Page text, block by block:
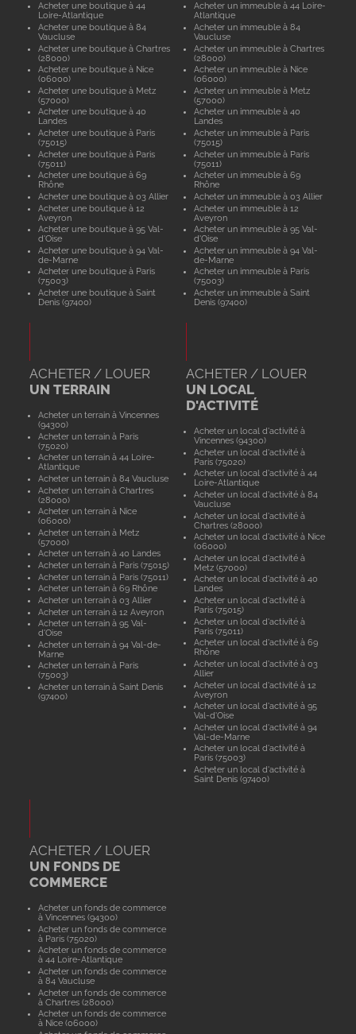
Acheter une boutique à 44
Loire-Atlantique
Acheter une boutique à 84
Vaucluse
Acheter une boutique à Chartres
(28000)
Acheter une boutique à Nice
(06000)
Acheter une boutique à Metz
(57000)
Acheter une boutique à 40
Landes
Acheter une boutique à Paris
(75015)
Acheter une boutique à Paris
(75011)
Acheter une boutique à 69
Rhône
Acheter une boutique à 03 Allier
Acheter une boutique à 12
Aveyron
Acheter une boutique à 95 Val-
d'Oise
Acheter une boutique à 94 Val-
de-Marne
Acheter une boutique à Paris
(75003)
Acheter une boutique à Saint
Denis (97400)
Acheter un immeuble à 44 Loire-
Atlantique
Acheter un immeuble à 84
Vaucluse
Acheter un immeuble à Chartres
(28000)
Acheter un immeuble à Nice
(06000)
Acheter un immeuble à Metz
(57000)
Acheter un immeuble à 40
Landes
Acheter un immeuble à Paris
(75015)
Acheter un immeuble à Paris
(75011)
Acheter un immeuble à 69
Rhône
Acheter un immeuble à 03 Allier
Acheter un immeuble à 12
Aveyron
Acheter un immeuble à 95 Val-
d'Oise
Acheter un immeuble à 94 Val-
de-Marne
Acheter un immeuble à Paris
(75003)
Acheter un immeuble à Saint
Denis (97400)
ACHETER / LOUER
UN TERRAIN
Acheter un terrain à Vincennes
(94300)
Acheter un terrain à Paris
(75020)
Acheter un terrain à 44 Loire-
Atlantique
Acheter un terrain à 84 Vaucluse
Acheter un terrain à Chartres
(28000)
Acheter un terrain à Nice
(06000)
Acheter un terrain à Metz
(57000)
Acheter un terrain à 40 Landes
Acheter un terrain à Paris (75015)
Acheter un terrain à Paris (75011)
Acheter un terrain à 69 Rhône
Acheter un terrain à 03 Allier
Acheter un terrain à 12 Aveyron
Acheter un terrain à 95 Val-
d'Oise
Acheter un terrain à 94 Val-de-
Marne
Acheter un terrain à Paris
(75003)
Acheter un terrain à Saint Denis
(97400)
ACHETER / LOUER
UN LOCAL
D'ACTIVITÉ
Acheter un local d'activité à
Vincennes (94300)
Acheter un local d'activité à
Paris (75020)
Acheter un local d'activité à 44
Loire-Atlantique
Acheter un local d'activité à 84
Vaucluse
Acheter un local d'activité à
Chartres (28000)
Acheter un local d'activité à Nice
(06000)
Acheter un local d'activité à
Metz (57000)
Acheter un local d'activité à 40
Landes
Acheter un local d'activité à
Paris (75015)
Acheter un local d'activité à
Paris (75011)
Acheter un local d'activité à 69
Rhône
Acheter un local d'activité à 03
Allier
Acheter un local d'activité à 12
Aveyron
Acheter un local d'activité à 95
Val-d'Oise
Acheter un local d'activité à 94
Val-de-Marne
Acheter un local d'activité à
Paris (75003)
Acheter un local d'activité à
Saint Denis (97400)
ACHETER / LOUER
UN FONDS DE
COMMERCE
Acheter un fonds de commerce
à Vincennes (94300)
Acheter un fonds de commerce
à Paris (75020)
Acheter un fonds de commerce
à 44 Loire-Atlantique
Acheter un fonds de commerce
à 84 Vaucluse
Acheter un fonds de commerce
à Chartres (28000)
Acheter un fonds de commerce
à Nice (06000)